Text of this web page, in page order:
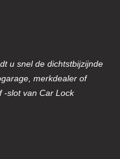
u snel de dichtstbijzijnde
merkdealer of
-slot van Car Lock